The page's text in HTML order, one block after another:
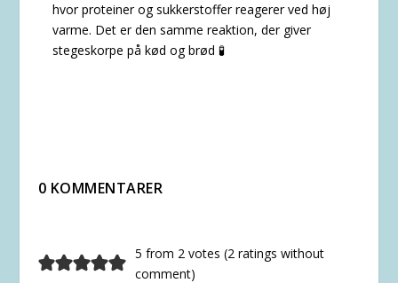
hvor proteiner og sukkerstoffer reagerer ved høj
varme. Det er den samme reaktion, der giver
stegeskorpe på kød og brød 🧪
0 KOMMENTARER
5 from 2 votes (2 ratings without
comment)